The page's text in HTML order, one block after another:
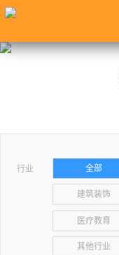
行业 全部
建筑装饰
医疗教育
其他行业